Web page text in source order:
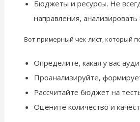
Бюджеты и ресурсы. Не
направления,
Вот примерный чек-лист, который
Определите, какая у вас
Проанализируйте,
Рассчитайте бюджет на
Оцените количество и